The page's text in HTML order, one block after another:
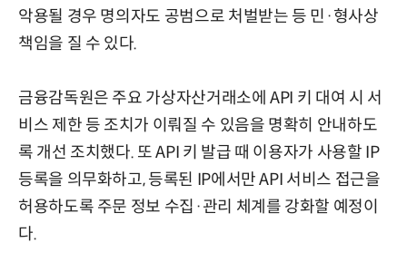
악용될 경우 명의자도 공범으로 처벌받는 등 민·형사상
책임을 질 수 있다.
금융감독원은 주요 가상자산거래소에 API 키 대여 시 서
비스 제한 등 조치가 이뤄질 수 있음을 명확히 안내하도
록 개선 조치했다. 또 API 키 발급 때 이용자가 사용할 IP
등록을 의무화하고, 등록된 IP에서만 API 서비스 접근을
허용하도록 주문 정보 수집·관리 체계를 강화할 예정이
다.